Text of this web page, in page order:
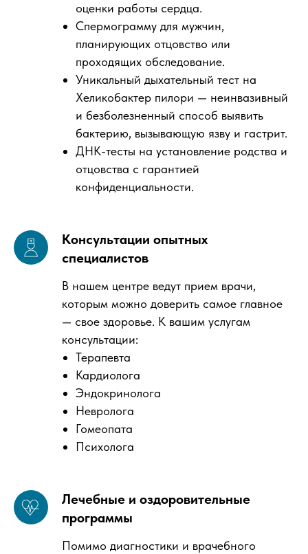
оценки работы сердца.
Спермограмму для мужчин,
планирующих отцовство или
проходящих обследование.
Уникальный дыхательный тест на
Хеликобактер пилори — неинвазивный
и безболезненный способ выявить
бактерию, вызывающую язву и гастрит.
ДНК-тесты на установление родства и
отцовства с гарантией
конфиденциальности.
Консультации опытных
специалистов
В нашем центре ведут прием врачи,
которым можно доверить самое главное
— свое здоровье. К вашим услугам
консультации:
Терапевта
Кардиолога
Эндокринолога
Невролога
Гомеопата
Психолога
Лечебные и оздоровительные
программы
Помимо диагностики и врачебного